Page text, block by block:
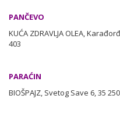
PANČEVO
KUĆA ZDRAVLJA OLEA,
403
PARAĆIN
BIOŠPAJZ, Svetog Save 6, 35